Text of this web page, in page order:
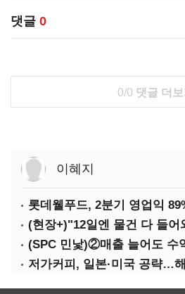
댓글 0
0/0 댓글 더보
이혜지
저가커피, 일본·미국 공략…